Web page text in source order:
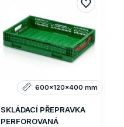
SKLÁDACÍ PŘEPRAVKA
PERFOROVANÁ
600x120x400 mm